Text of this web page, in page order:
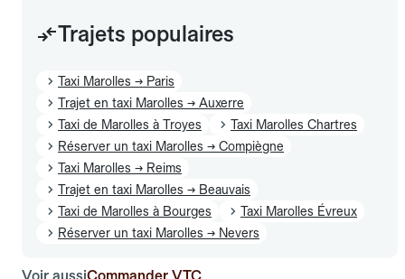
Trajets populaires
Taxi Marolles → Paris
Trajet en taxi Marolles → Auxerre
Taxi de Marolles à Troyes
Taxi Marolles Chartres
Réserver un taxi Marolles → Compiègne
Taxi Marolles → Reims
Trajet en taxi Marolles → Beauvais
Taxi de Marolles à Bourges
Taxi Marolles Évreux
Réserver un taxi Marolles → Nevers